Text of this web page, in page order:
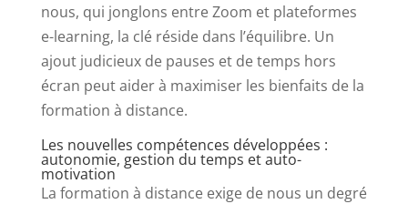
nous, qui jonglons entre Zoom et plateformes
e-learning, la clé réside dans l’équilibre. Un
ajout judicieux de pauses et de temps hors
écran peut aider à maximiser les bienfaits de la
formation à distance.
Les nouvelles compétences développées :
autonomie, gestion du temps et auto-
motivation
La formation à distance exige de nous un degré